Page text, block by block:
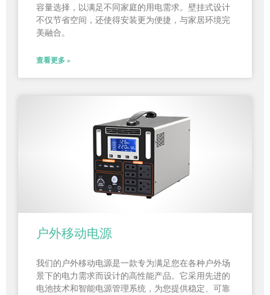
容量选择，以满足不同家庭的用电需求。壁挂式设计
不仅节省空间，还使得安装更为便捷，与家居环境完
美融合。
查看更多 »
户外移动电源
我们的户外移动电源是一款专为满足您在各种户外场
景下的电力需求而设计的高性能产品。它采用先进的
电池技术和智能电源管理系统，为您提供稳定、可靠